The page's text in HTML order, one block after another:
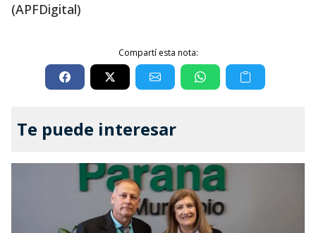
(APFDigital)
Compartí esta nota:
Te puede interesar